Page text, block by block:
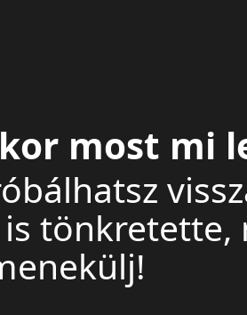
most mi
is tönkretette,